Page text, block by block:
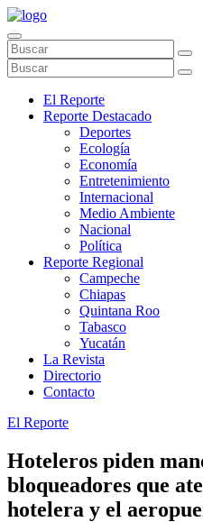
El Reporte
Reporte Destacado
Deportes
Ecología
Economía
Entretenimiento
Internacional
Medio Ambiente
Nacional
Política
Reporte Regional
Campeche
Chiapas
Quintana Roo
Tabasco
Yucatán
La Revista
Directorio
Contacto
El Reporte
Hoteleros piden
bloqueadores que
hotelera y el